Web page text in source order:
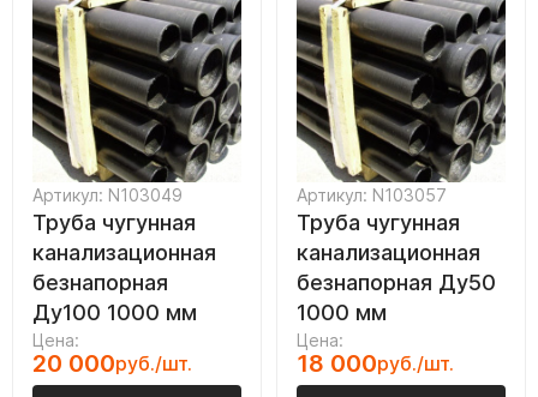
Артикул: N103049
Труба чугунная
канализационная
безнапорная
Ду100 1000 мм
Цена:
20 000руб./шт.
Артикул: N103057
Труба чугунная
канализационная
безнапорная Ду50
1000 мм
Цена:
18 000руб./шт.